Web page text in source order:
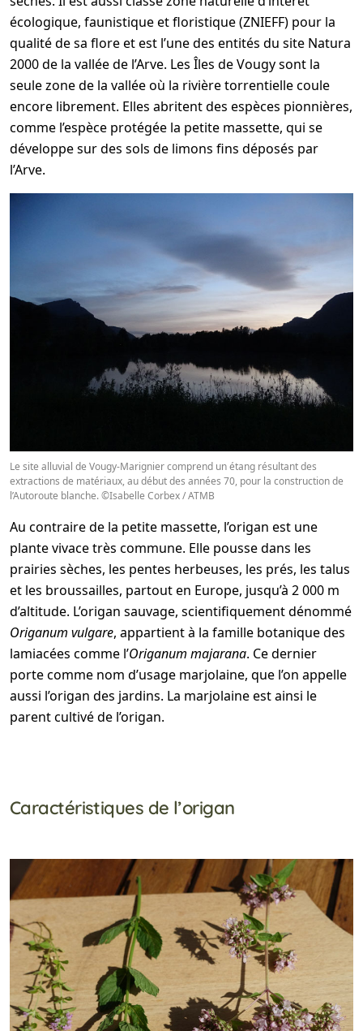
écologique, faunistique et floristique (ZNIEFF) pour la
qualité de sa flore et est l’une des entités du site Natura
2000 de la vallée de l’Arve. Les Îles de Vougy sont la
seule zone de la vallée où la rivière torrentielle coule
encore librement. Elles abritent des espèces pionnières,
comme l’espèce protégée la petite massette, qui se
développe sur des sols de limons fins déposés par
l’Arve.
Le site alluvial de Vougy-Marignier comprend un étang résultant des
extractions de matériaux, au début des années 70, pour la construction de
l’Autoroute blanche. ©Isabelle Corbex / ATMB
Au contraire de la petite massette, l’origan est une
plante vivace très commune. Elle pousse dans les
prairies sèches, les pentes herbeuses, les prés, les talus
et les broussailles, partout en Europe, jusqu’à 2 000 m
d’altitude. L’origan sauvage, scientifiquement dénommé
Origanum vulgare, appartient à la famille botanique des
lamiacées comme l’Origanum majarana. Ce dernier
porte comme nom d’usage marjolaine, que l’on appelle
aussi l’origan des jardins. La marjolaine est ainsi le
parent cultivé de l’origan.
Caractéristiques de l’origan